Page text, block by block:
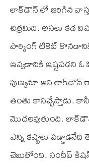
లాక్‌డౌన్ లో జరిగిన
చిత్రమిది. అసలు కథ
పార్కింగ్ టికెట్
ఇవ్వడానికి ఇష్టపడని
పుణ్యమా అని లాక్‌డౌన్
తంతు కానిచ్చేస్తాడు.
మొదలవుతుంది.
ఎన్ని కష్టాలు
చెబుతోంది. సందీప్